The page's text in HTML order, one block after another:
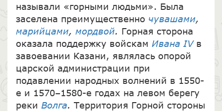
называли «горными людьми». Была
заселена преимущественно чувашами,
марийцами, мордвой. Горная сторона
оказала поддержку войскам Ивана IV в
завоевании Казани, являлась опорой
царской администрации при
подавлении народных волнений в 1550-
е и 1570–1580-е годах на левом берегу
реки Волга. Территория Горной стороны